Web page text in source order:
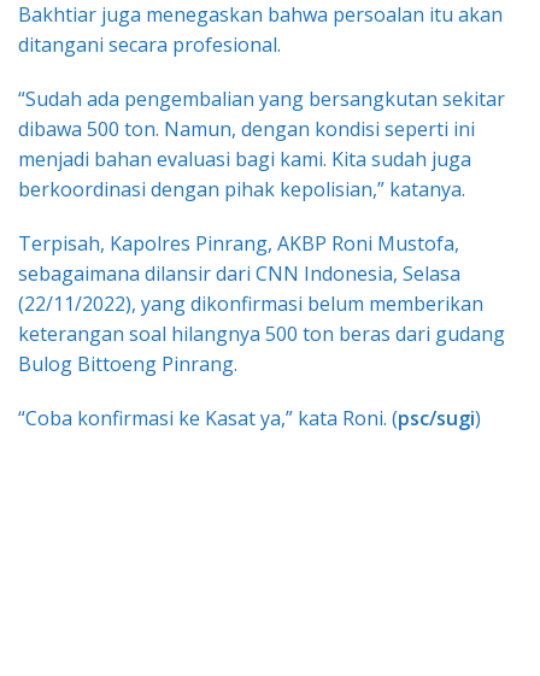
Bakhtiar juga menegaskan bahwa persoalan itu akan
ditangani secara profesional.
“Sudah ada pengembalian yang bersangkutan sekitar
dibawa 500 ton. Namun, dengan kondisi seperti ini
menjadi bahan evaluasi bagi kami. Kita sudah juga
berkoordinasi dengan pihak kepolisian,” katanya.
Terpisah, Kapolres Pinrang, AKBP Roni Mustofa,
sebagaimana dilansir dari CNN Indonesia, Selasa
(22/11/2022), yang dikonfirmasi belum memberikan
keterangan soal hilangnya 500 ton beras dari gudang
Bulog Bittoeng Pinrang.
“Coba konfirmasi ke Kasat ya,” kata Roni. (psc/sugi)